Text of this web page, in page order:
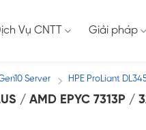
Vụ CNTT Giải pháp
Server / HPE ProLiant
/ AMD EPYC 7313P